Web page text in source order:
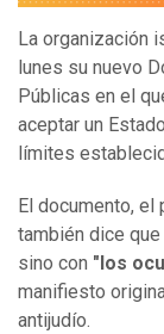
La organización
lunes su nuevo
Públicas en el
aceptar un
límites
El documento,
también dice
sino con "los
manifiesto
antijudío.